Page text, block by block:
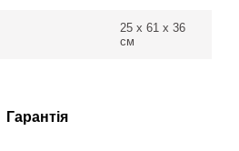
25 x 61 x 36
см
Гарантія